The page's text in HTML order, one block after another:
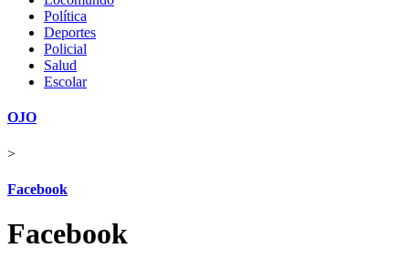
Política
Deportes
Policial
Salud
Escolar
OJO
>
Facebook
Facebook